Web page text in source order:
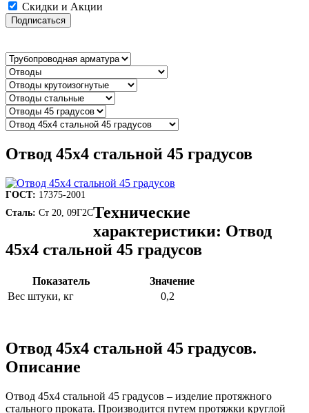
Скидки и Акции
Подписаться
Отвод 45х4 стальной 45 градусов
ГОСТ: 17375-2001
Сталь: Ст 20, 09Г2СТехнические
характеристики: Отвод
45х4 стальной 45 градусов
Показатель
Значение
Вес штуки, кг
0,2
Отвод 45х4 стальной 45 градусов.
Описание
Отвод 45х4 стальной 45 градусов – изделие протяжного
стального проката. Производится путем протяжки круглой